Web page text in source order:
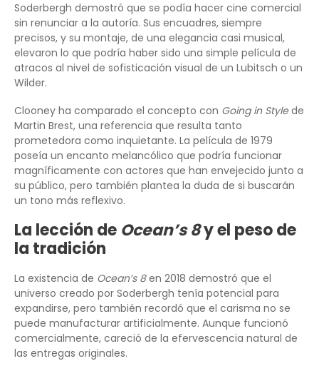
Soderbergh demostró que se podía hacer cine comercial
sin renunciar a la autoría. Sus encuadres, siempre
precisos, y su montaje, de una elegancia casi musical,
elevaron lo que podría haber sido una simple película de
atracos al nivel de sofisticación visual de un Lubitsch o un
Wilder.
Clooney ha comparado el concepto con Going in Stylede
Martin Brest, una referencia que resulta tanto
prometedora como inquietante. La película de 1979
poseía un encanto melancólico que podría funcionar
magníficamente con actores que han envejecido junto a
su público, pero también plantea la duda de si buscarán
un tono más reflexivo.
La lección de Ocean’s 8y el peso de
la tradición
La existencia de Ocean’s 8en 2018 demostró que el
universo creado por Soderbergh tenía potencial para
expandirse, pero también recordó que el carisma no se
puede manufacturar artificialmente. Aunque funcionó
comercialmente, careció de la efervescencia natural de
las entregas originales.